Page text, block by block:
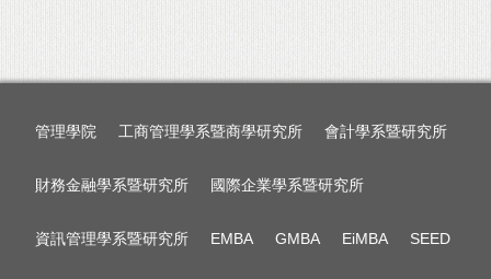
管理學院 工商管理學系暨商學研究所 會計學系暨研究所
財務金融學系暨研究所 國際企業學系暨研究所
資訊管理學系暨研究所 EMBA GMBA EiMBA SEED